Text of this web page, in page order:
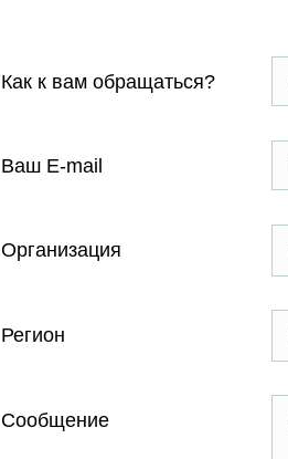
Как к вам обращаться?
Ваш E-mail
Организация
Регион
Сообщение